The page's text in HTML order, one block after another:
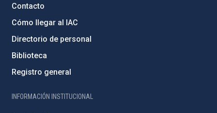
Contacto
Cómo llegar al IAC
Directorio de personal
Biblioteca
Registro general
INFORMACIÓN INSTITUCIONAL